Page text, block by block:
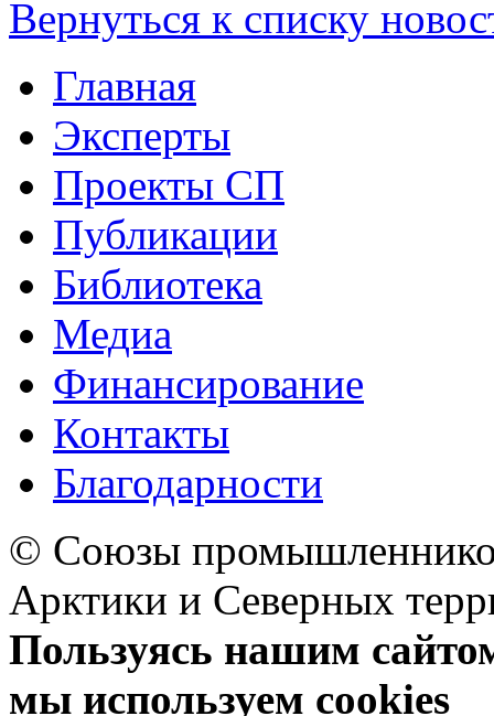
Вернуться к списку
Главная
Эксперты
Проекты СП
Публикации
Библиотека
Медиа
Финансирование
Контакты
Благодарности
© Союзы
Арктики и Северных
Пользуясь нашим
мы используем cookies